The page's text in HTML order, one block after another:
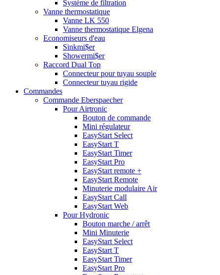
Système de filtration
Vanne thermostatique
Vanne LK 550
Vanne thermostatique Elgena
Economiseurs d'eau
Sinkmi$er
Showermi$er
Raccord Dual Top
Connecteur pour tuyau souple
Connecteur tuyau rigide
Commandes
Commande Eberspaecher
Pour Airtronic
Bouton de commande
Mini régulateur
EasyStart Select
EasyStart T
EasyStart Timer
EasyStart Pro
EasyStart remote +
EasyStart Remote
Minuterie modulaire Air
EasyStart Call
EasyStart Web
Pour Hydronic
Bouton marche / arrêt
Mini Minuterie
EasyStart Select
EasyStart T
EasyStart Timer
EasyStart Pro